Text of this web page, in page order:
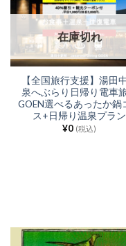
在庫切れ
【全国旅行支援】湯田
泉へぶらり日帰り電車
GOEN選べるあったか鍋
ス+日帰り温泉プラン
¥0 (税込)